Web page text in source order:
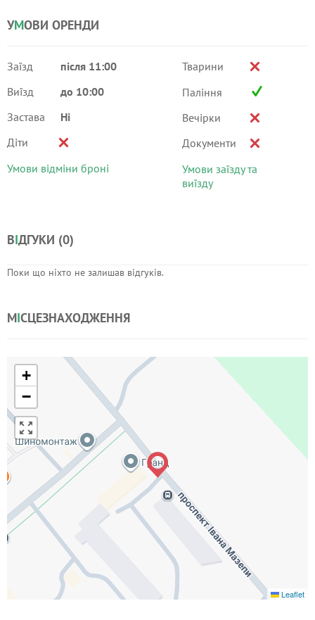
УМОВИ ОРЕНДИ
Заїзд
після 11:00
Виїзд
до 10:00
Застава
Ні
Діти
Умови відміни броні
Тварини
Паління
Вечірки
Документи
Умови заїзду та
виїзду
ВІДГУКИ (0)
Поки що ніхто не залишав відгуків.
МІСЦЕЗНАХОДЖЕННЯ
+
−
Leaflet